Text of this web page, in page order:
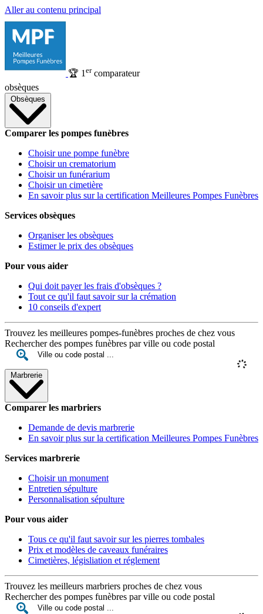
Aller au contenu principal
🏆 1 ercomparateur
obsèques
Obsèques
Comparer les pompes funèbres
Choisir une pompe funèbre
Choisir un crematorium
Choisir un funérarium
Choisir un cimetière
En savoir plus sur la certification Meilleures Pompes Funèbres
Services obsèques
Organiser les obsèques
Estimer le prix des obsèques
Pour vous aider
Qui doit payer les frais d'obsèques ?
Tout ce qu'il faut savoir sur la crémation
10 conseils d'expert
Trouvez les meilleures pompes-funèbres proches de chez vous
Rechercher des pompes funèbres par ville ou code postal
Marbrerie
Comparer les marbriers
Demande de devis marbrerie
En savoir plus sur la certification Meilleures Pompes Funèbres
Services marbrerie
Choisir un monument
Entretien sépulture
Personnalisation sépulture
Pour vous aider
Tous ce qu'il faut savoir sur les pierres tombales
Prix et modèles de caveaux funéraires
Cimetières, législiation et réglement
Trouvez les meilleurs marbriers proches de chez vous
Rechercher des pompes funèbres par ville ou code postal